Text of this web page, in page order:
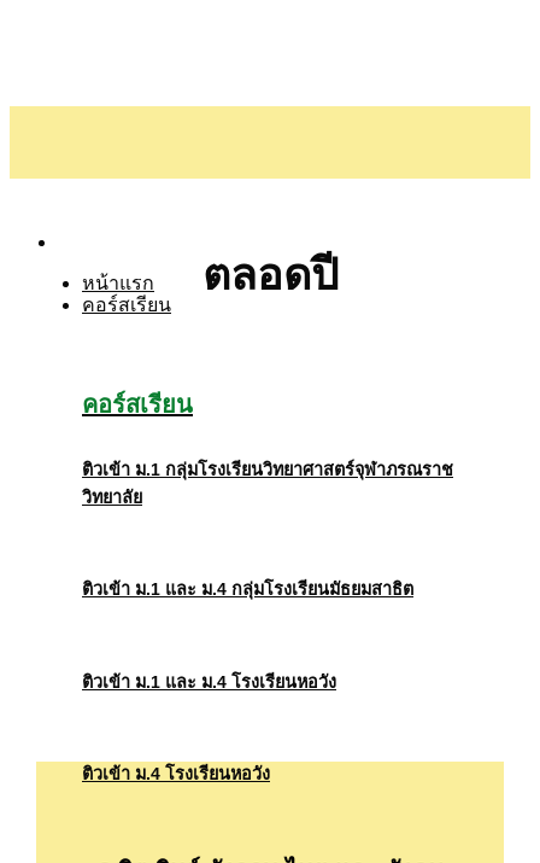
หน้าแรก
คอร์สเรียน
คอร์สเรียน
ติวเข้า ม.1 กลุ่มโรงเรียนวิทยาศาสตร์จุฬาภรณราช
วิทยาลัย
ติวเข้า ม.1 และ ม.4 กลุ่มโรงเรียนมัธยมสาธิต
ติวเข้า ม.1 และ ม.4 โรงเรียนหอวัง
ติวเข้า ม.4 โรงเรียนหอวัง
ตลอดปี